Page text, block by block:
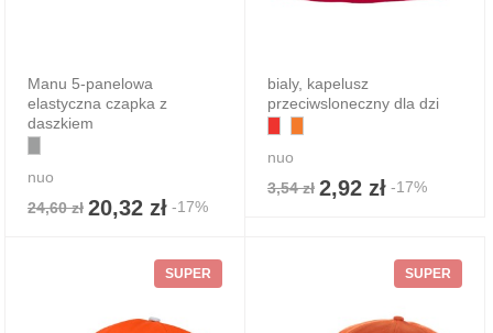
Manu 5-panelowa
elastyczna czapka z
daszkiem
nuo
24,60 zł 20,32 zł -17%
bialy, kapelusz
przeciwsloneczny dla dzi
nuo
3,54 zł 2,92 zł -17%
SUPER SUPER